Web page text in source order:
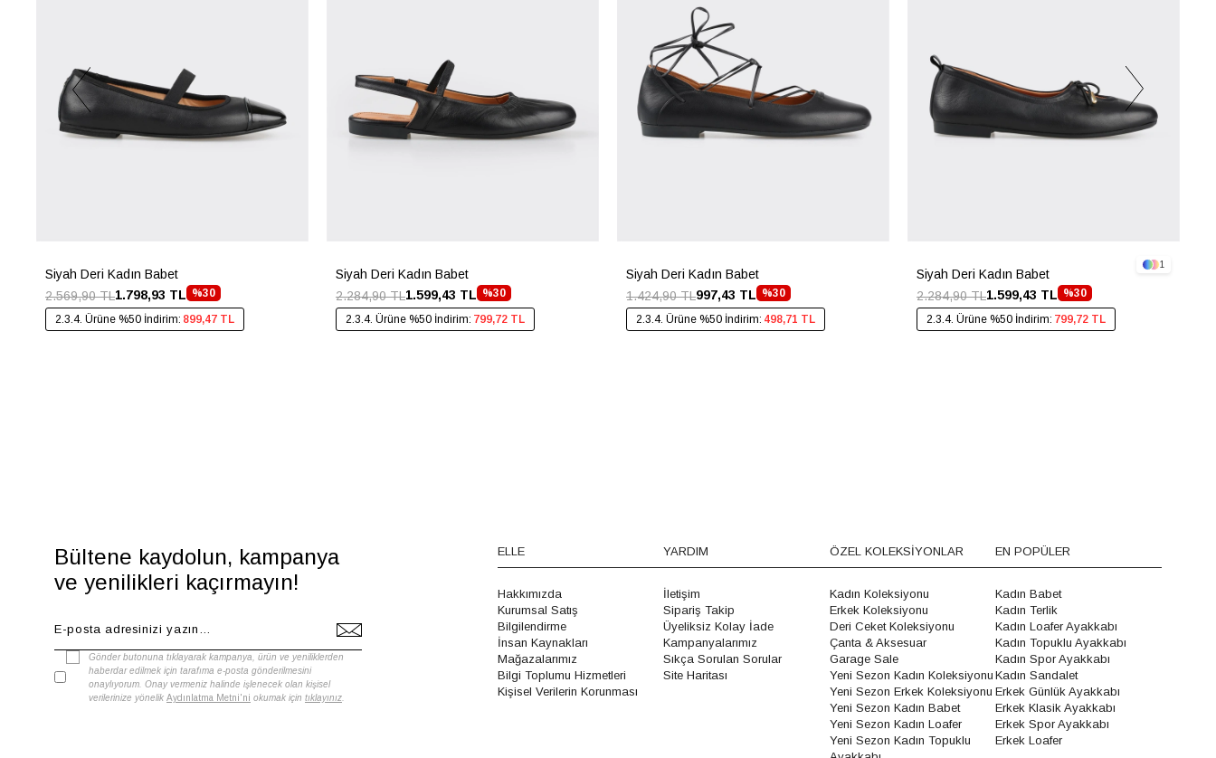
Siyah Deri Kadın Babet
%30
1.798,93 TL
2.569,90 TL
2.3.4. Ürüne %50 İndirim: 899,47 TL
Siyah Deri Kadın Babet
%30
1.599,43 TL
2.284,90 TL
2.3.4. Ürüne %50 İndirim: 799,72 TL
Siyah Deri Kadın Babet
%30
997,43 TL
1.424,90 TL
2.3.4. Ürüne %50 İndirim: 498,71 TL
Siyah Deri Kadın Babet
%30
1.599,43 TL
2.284,90 TL
2.3.4. Ürüne %50 İndirim: 799,72 TL
1
Bültene kaydolun, kampanya
ve yenilikleri kaçırmayın!
Gönder butonuna tıklayarak kampanya, ürün ve yeniliklerden
haberdar edilmek için tarafıma e-posta gönderilmesini
onaylıyorum. Onay vermeniz halinde işlenecek olan kişisel
verilerinize yönelik Aydınlatma Metni'ni okumak için tıklayınız
ELLE
Hakkımızda
Kurumsal Satış
Bilgilendirme
İnsan Kaynakları
Mağazalarımız
Bilgi Toplumu Hizmetleri
Kişisel Verilerin Korunması
YARDIM
İletişim
Sipariş Takip
Üyeliksiz Kolay İade
Kampanyalarımız
Sıkça Sorulan Sorular
Site Haritası
ÖZEL KOLEKSİYONLAR
Kadın Koleksiyonu
Erkek Koleksiyonu
Deri Ceket Koleksiyonu
Çanta & Aksesuar
Garage Sale
Yeni Sezon Kadın Koleksiyonu
Yeni Sezon Erkek Koleksiyonu
Yeni Sezon Kadın Babet
Yeni Sezon Kadın Loafer
Yeni Sezon Kadın Topuklu
EN POPÜLER
Kadın Babet
Kadın Terlik
Kadın Loafer Ayakkabı
Kadın Topuklu Ayakkabı
Kadın Spor Ayakkabı
Kadın Sandalet
Erkek Günlük Ayakkabı
Erkek Klasik Ayakkabı
Erkek Spor Ayakkabı
Erkek Loafer